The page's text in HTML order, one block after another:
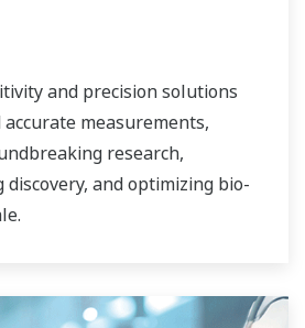
and precision solutions
measurements,
research,
and optimizing bio-